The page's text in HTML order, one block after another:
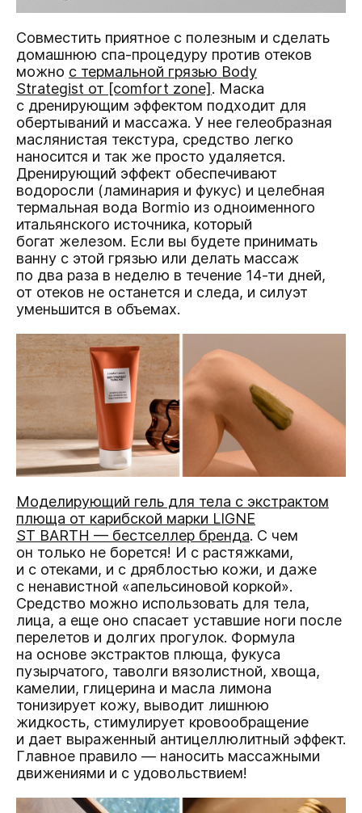
Совместить приятное с полезным и сделать
домашнюю спа-процедуру против отеков
можно с термальной грязью Body
Strategist от [comfort zone]. Маска
с дренирующим эффектом подходит для
обертываний и массажа. У нее гелеобразная
маслянистая текстура, средство легко
наносится и так же просто удаляется.
Дренирующий эффект обеспечивают
водоросли (ламинария и фукус) и целебная
термальная вода Bormio из одноименного
итальянского источника, который
богат железом. Если вы будете принимать
ванну с этой грязью или делать массаж
по два раза в неделю в течение 14-ти дней,
от отеков не останется и следа, и силуэт
уменьшится в объемах.
Моделирующий гель для тела с экстрактом
плюща от карибской марки LIGNE
ST BARTH — бестселлер бренда. С чем
он только не борется! И с растяжками,
и с отеками, и с дряблостью кожи, и даже
с ненавистной «апельсиновой коркой».
Средство можно использовать для тела,
лица, а еще оно спасает уставшие ноги после
перелетов и долгих прогулок. Формула
на основе экстрактов плюща, фукуса
пузырчатого, таволги вязолистной, хвоща,
камелии, глицерина и масла лимона
тонизирует кожу, выводит лишнюю
жидкость, стимулирует кровообращение
и дает выраженный антицеллюлитный эффект.
Главное правило — наносить массажными
движениями и с удовольствием!